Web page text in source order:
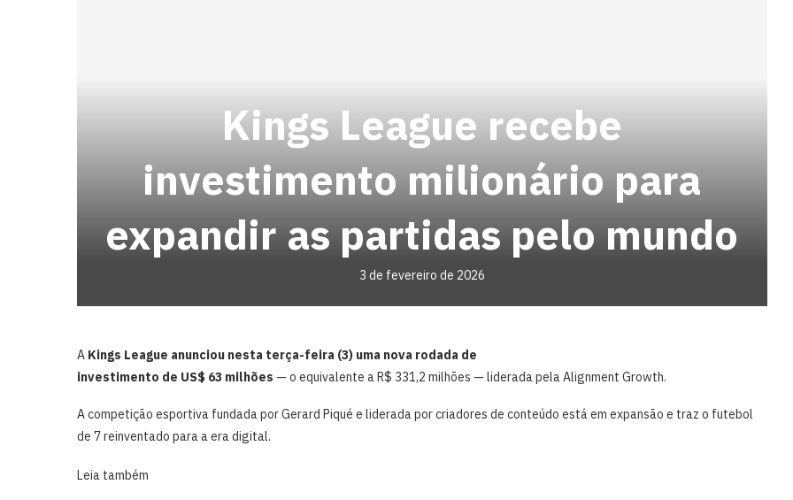
Kings League recebe
investimento milionário para
expandir as partidas pelo mundo
3 de fevereiro de 2026
A Kings League anunciou nesta terça-feira (3) uma nova rodada de
investimento de US$ 63 milhões — o equivalente a R$ 331,2 milhões — liderada pela Alignment Growth.
A competição esportiva fundada por Gerard Piqué e liderada por criadores de conteúdo está em expansão e traz o futebol
de 7 reinventado para a era digital.
Leia também